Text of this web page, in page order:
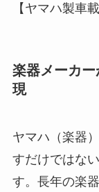
【ヤマハ製車
楽器メーカ
現
ヤマハ（楽器
すだけではな
す。長年の楽